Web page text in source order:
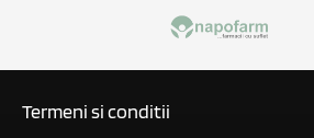
Termeni si conditii